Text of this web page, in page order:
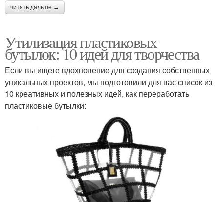
читать дальше →
Утилизация пластиковых
бутылок: 10 идей для творчества
Если вы ищете вдохновение для создания собственных
уникальных проектов, мы подготовили для вас список из
10 креативных и полезных идей, как переработать
пластиковые бутылки: